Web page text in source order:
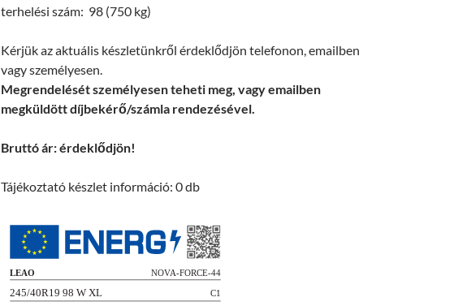
terhelési szám: 98 (750 kg)
Kérjük az aktuális készletünkről érdeklődjön telefonon, emailben
vagy személyesen.
Megrendelését személyesen teheti meg, vagy emailben
megküldött díjbekérő/számla rendezésével.
Bruttó ár: érdeklődjön!
Tájékoztató készlet információ: 0 db